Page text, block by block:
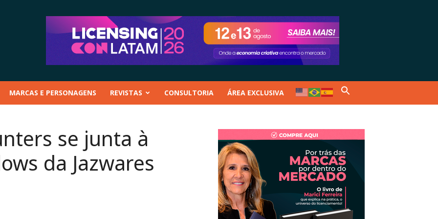
MARCAS E PERSONAGENS REVISTAS CONSULTORIA ÁREA EXCLUSIVA
se junta à
da Jazwares